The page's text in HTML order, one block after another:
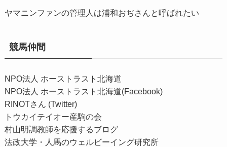
ヤマニンファンの管理人は浦和おぢさんと呼ばれたい
競馬仲間
NPO法人 ホーストラスト北海道
NPO法人 ホーストラスト北海道(Facebook)
RINOTさん (Twitter)
トウカイテイオー産駒の会
村山明調教師を応援するブログ
法政大学・人馬のウェルビーイング研究所